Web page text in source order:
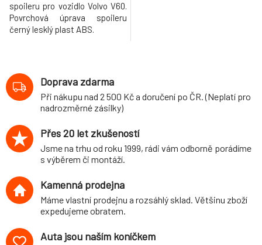
spoileru pro vozidlo Volvo V60.
Povrchová úprava spoileru
černý lesklý plast ABS.
Doprava zdarma
Při nákupu nad 2 500 Kč a doručení po ČR. (Neplatí pro
nadrozměrné zásilky)
Přes 20 let zkušeností
Jsme na trhu od roku 1999, rádi vám odborně porádíme
s výběrem či montáží.
Kamenná prodejna
Máme vlastní prodejnu a rozsáhlý sklad. Většinu zboží
expedujeme obratem.
Auta jsou naším koníčkem